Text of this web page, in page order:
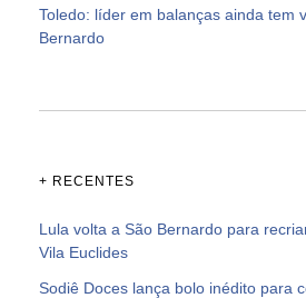
Toledo: líder em balanças ainda tem
Bernardo
+ RECENTES
Lula volta a São Bernardo para
Vila Euclides
Sodiê Doces lança bolo inédito para